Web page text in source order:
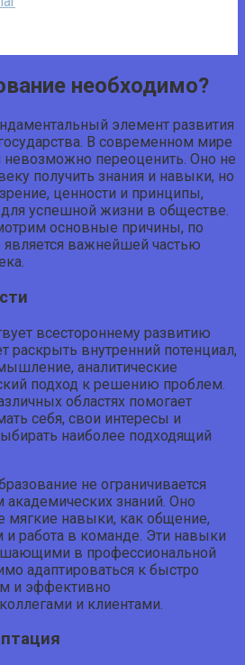
необходимо?
элемент развития
В современном мире
невозможно переоценить. Оно не
получить знания и навыки, но
ценности и принципы,
успешной жизни в обществе.
основные причины, по
важнейшей частью
всестороннему развитию
раскрыть внутренний потенциал,
аналитические
подход к решению проблем.
областях помогает
себя, свои интересы и
наиболее подходящий
не ограничивается
академических знаний. Оно
мягкие навыки, как общение,
работа в команде. Эти навыки
в профессиональной
адаптироваться к быстро
и эффективно
и клиентами.